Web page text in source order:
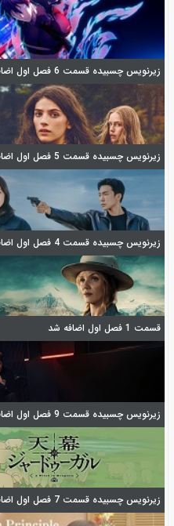
زیرنویس چسبیده قسمت 6 فصل اول اضافه شد
زیرنویس چسبیده قسمت 5 فصل اول اضافه شد
زیرنویس چسبیده قسمت 4 فصل اول اضافه شد
قسمت 1 فصل اول اضافه شد
زیرنویس چسبیده قسمت 9 فصل اول اضافه شد
زیرنویس چسبیده قسمت 7 فصل اول اضافه شد